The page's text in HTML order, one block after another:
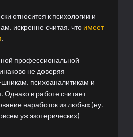
относится к психологии и
искренне считая, что имеет
.
профессиональной
не доверяя
психоаналитикам и
Однако в работе считает
наработок из любых (ну,
уж эзотерических)